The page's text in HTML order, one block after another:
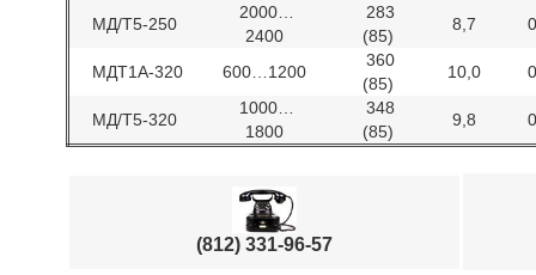
МД/Т5-250
2000…
2400
283
(85)
8,7
МДТ1А-320 600…1200
360
(85)
10,0
МД/Т5-320
1000…
1800
348
(85)
9,8
(812) 331-96-57